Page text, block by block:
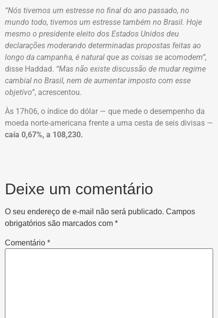
“Nós tivemos um estresse no final do ano passado, no
mundo todo, tivemos um estresse também no Brasil. Hoje
mesmo o presidente eleito dos Estados Unidos deu
declarações moderando determinadas propostas feitas ao
longo da campanha, é natural que as coisas se acomodem”,
disse Haddad. “Mas não existe discussão de mudar regime
cambial no Brasil, nem de aumentar imposto com esse
objetivo”, acrescentou.
Às 17h06, o índice do dólar — que mede o desempenho da
moeda norte-americana frente a uma cesta de seis divisas —
caía 0,67%, a 108,230.
Deixe um comentário
O seu endereço de e-mail não será publicado. Campos
obrigatórios são marcados com *
Comentário *